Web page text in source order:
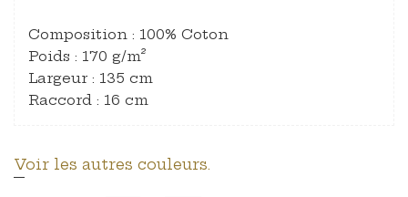
Composition : 100% Coton
Poids : 170 g/m²
Largeur : 135 cm
Raccord : 16 cm
Voir les autres couleurs.